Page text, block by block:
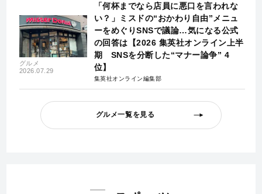
グルメ
2026.07.29
「何杯までなら店員に悪口を言われな
い？」ミスドの“おかわり自由”メニュ
ーをめぐりSNSで議論…気になる公式
の回答は【2026 集英社オンライン上半
期 SNSを分断した“マナー論争” 4
位】
集英社オンライン編集部
グルメ一覧を見る